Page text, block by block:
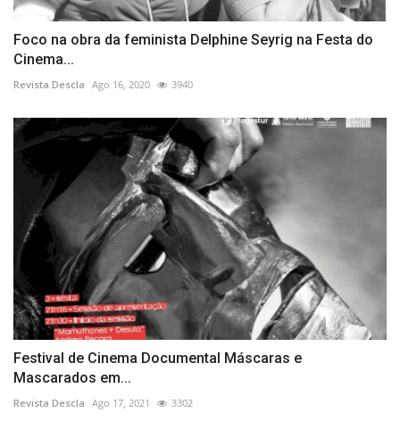
Foco na obra da feminista Delphine Seyrig na Festa do
Cinema...
Revista Descla Ago 16, 2020 3940
Festival de Cinema Documental Máscaras e
Mascarados em...
Revista Descla Ago 17, 2021 3302